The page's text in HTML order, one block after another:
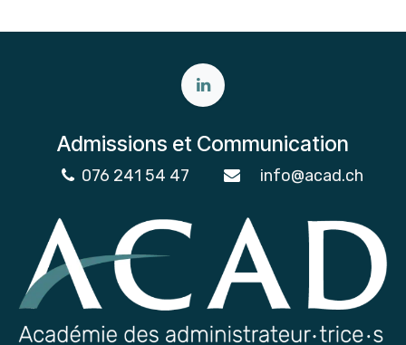
Admissions et Communication
076 241 54 47 info@acad.ch